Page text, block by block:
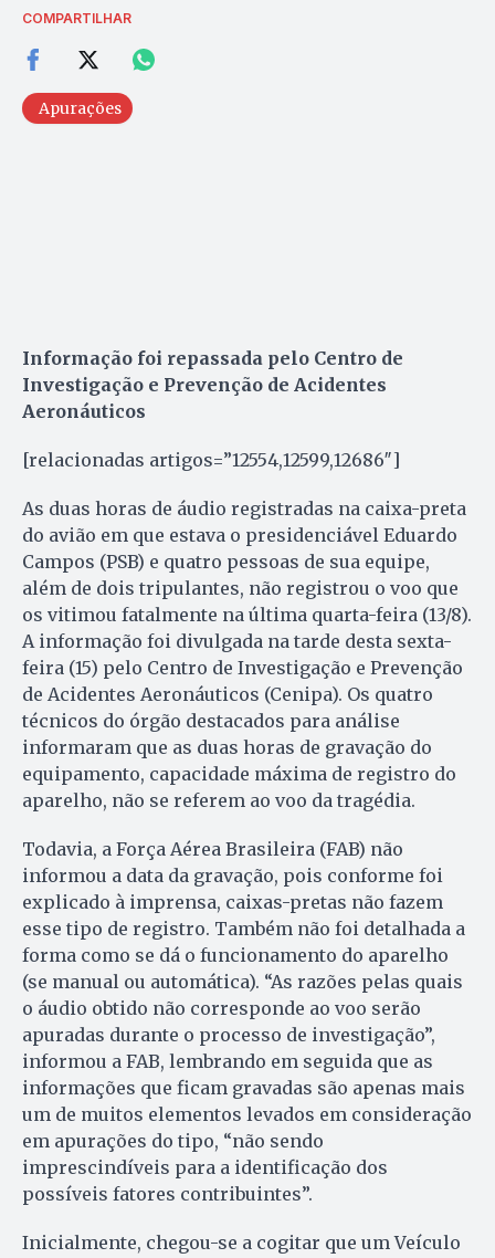
COMPARTILHAR
Apurações
Informação foi repassada pelo Centro de
Investigação e Prevenção de Acidentes
Aeronáuticos
[relacionadas artigos=”12554,12599,12686″]
As duas horas de áudio registradas na caixa-preta
do avião em que estava o presidenciável Eduardo
Campos (PSB) e quatro pessoas de sua equipe,
além de dois tripulantes, não registrou o voo que
os vitimou fatalmente na última quarta-feira (13/8).
A informação foi divulgada na tarde desta sexta-
feira (15) pelo Centro de Investigação e Prevenção
de Acidentes Aeronáuticos (Cenipa). Os quatro
técnicos do órgão destacados para análise
informaram que as duas horas de gravação do
equipamento, capacidade máxima de registro do
aparelho, não se referem ao voo da tragédia.
Todavia, a Força Aérea Brasileira (FAB) não
informou a data da gravação, pois conforme foi
explicado à imprensa, caixas-pretas não fazem
esse tipo de registro. Também não foi detalhada a
forma como se dá o funcionamento do aparelho
(se manual ou automática). “As razões pelas quais
o áudio obtido não corresponde ao voo serão
apuradas durante o processo de investigação”,
informou a FAB, lembrando em seguida que as
informações que ficam gravadas são apenas mais
um de muitos elementos levados em consideração
em apurações do tipo, “não sendo
imprescindíveis para a identificação dos
possíveis fatores contribuintes”.
Inicialmente, chegou-se a cogitar que um Veículo